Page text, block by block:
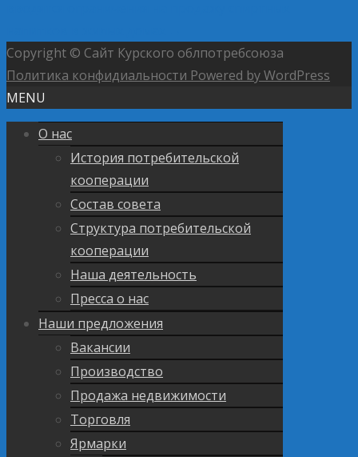
Copyright © Сайт Курского облпотребсоюза
Политика конфидиальности Powered by WordPress
MENU
О нас
История потребительской
кооперации
Состав совета
Структура потребительской
кооперации
Наша деятельность
Пресса о нас
Наши предложения
Вакансии
Производство
Продажа недвижимости
Торговля
Ярмарки